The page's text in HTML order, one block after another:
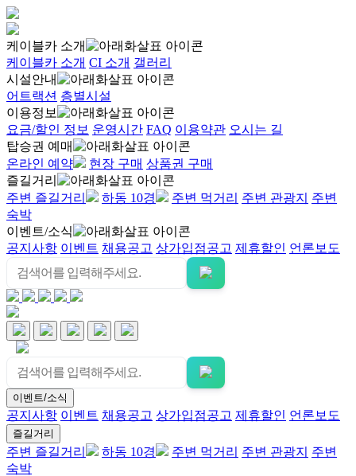
케이블카 소개
케이블카 소개 CI 소개 갤러리
시설안내
어트랙션 층별시설
이용정보
요금/할인 정보 운영시간 FAQ 이용약관 오시는 길
탑승권 예매
온라인 예약
현장 구매 상품권 구매
즐길거리
주변 즐길거리
하동 10경 주변 먹거리 주변 관광지
주변
숙박
이벤트/소식
공지사항 이벤트 채용공고 상가입점공고 제휴할인 언론보도
이벤트/소식
공지사항 이벤트 채용공고 상가입점공고 제휴할인 언론보도
즐길거리
주변 즐길거리 하동 10경 주변 먹거리 주변 관광지
주변
숙박